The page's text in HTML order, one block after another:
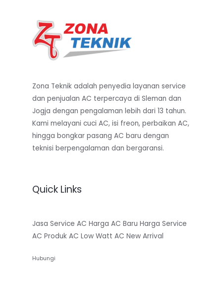
Zona Teknik adalah penyedia layanan service
dan penjualan AC terpercaya di Sleman dan
Jogja dengan pengalaman lebih dari 13 tahun.
Kami melayani cuci AC, isi freon, perbaikan AC,
hingga bongkar pasang AC baru dengan
teknisi berpengalaman dan bergaransi.
Quick Links
Jasa Service AC Harga AC Baru Harga Service
AC Produk AC Low Watt AC New Arrival
Hubungi